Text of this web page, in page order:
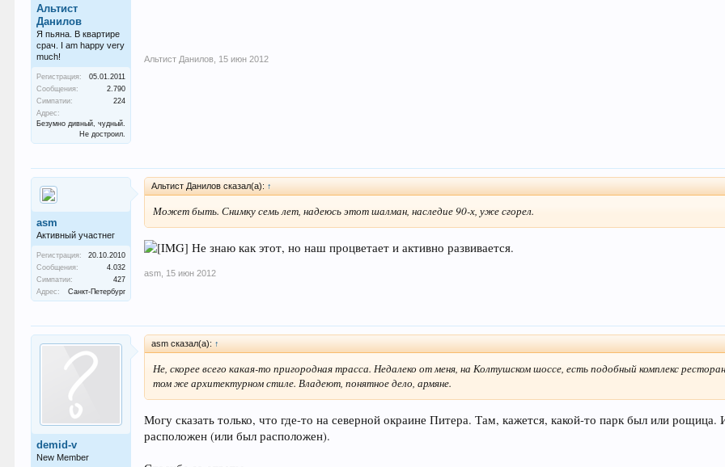
Альтист
Данилов
Я пьяна. В квартире
срач. I am happy very
much!
Регистрация:
05.01.2011
Сообщения:
2.790
Симпатии:
224
Адрес:
Безумно дивный, чудный.
Не достроил.
Альтист Данилов 15 июн 2012
asm
Активный участнег
Регистрация:
20.10.2010
Сообщения:
4.032
Симпатии:
427
Адрес:
Санкт-Петербург
Альтист Данилов сказал(а): ↑
Может быть. Снимку семь лет, надеюсь этот шалман, наследие 90-х, уже сгорел.
Не знаю как этот, но наш процветает и активно развивается.
asm 15 июн 2012
demid-v
New Member
asm сказал(а): ↑
Не, скорее всего какая-то пригородная трасса. Недалеко от меня, на Колтушском шоссе, есть подобный комплекс
том же архитектурном стиле. Владеют, понятное дело, армяне.
Могу сказать только, что где-то на северной окраине Питера. Там, кажется, какой-то парк был или рощица.
расположен (или был расположен).